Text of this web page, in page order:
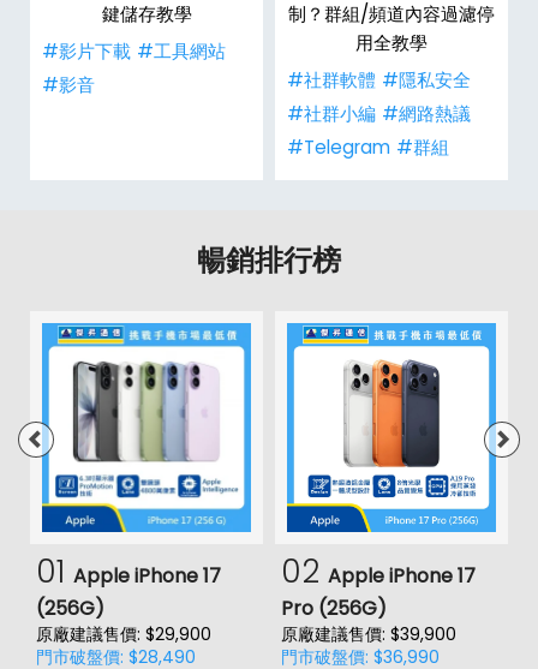
鍵儲存教學
#影片下載 #工具網站
#影音
制？群組/頻道內容過濾停
用全教學
#社群軟體 #隱私安全
#社群小編 #網路熱議
#Telegram #群組
暢銷排行榜
01 Apple iPhone 17
(256G)
原廠建議售價: $29,900
門市破盤價: $28,490
02 Apple iPhone 17
Pro (256G)
原廠建議售價: $39,900
門市破盤價: $36,990